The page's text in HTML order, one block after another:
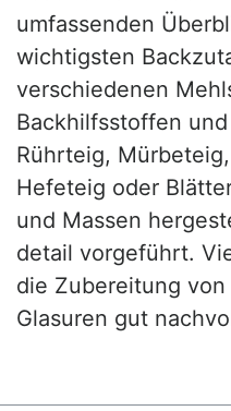
umfassenden
wichtigsten
verschiedenen
Backhilfsstoffen
Rührteig,
Hefeteig oder
und Massen
detail vorgeführt.
die Zubereitung
Glasuren gut